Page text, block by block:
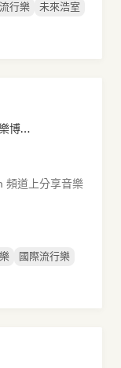
行樂
未來浩室
YouTube/Twitch 頻道, 歌單音樂博主, 社群媒體音樂博主
頻道上分享音樂
國際流行樂